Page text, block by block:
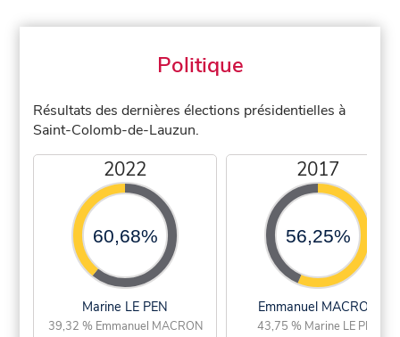
Politique
Résultats des dernières élections présidentielles à
Saint-Colomb-de-Lauzun.
2022
60,68%
Marine LE PEN
39,32 % Emmanuel MACRON
2017
56,25%
Emmanuel MACRON
43,75 % Marine LE PEN